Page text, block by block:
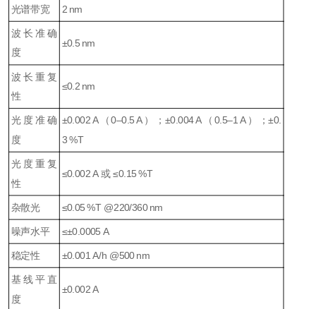
光谱带宽 2 nm
波长准确
度
±0.5 nm
波长重复
性
≤0.2 nm
光度准确
度
±0.002 A（0–0.5 A）；±0.004 A（0.5–1 A）；±0.
3 %T
光度重复
性
≤0.002 A 或 ≤0.15 %T
杂散光 ≤0.05 %T @220/360 nm
噪声水平 ≤±0.0005 A
稳定性 ±0.001 A/h @500 nm
基线平直
度
±0.002 A